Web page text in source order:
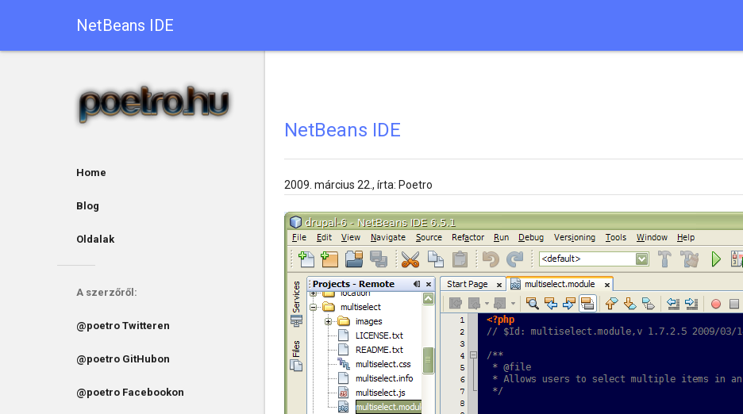
NetBeans IDE
Home
Blog
Oldalak
A szerzőről:
@poetro Twitteren
@poetro GitHubon
@poetro Facebookon
NetBeans IDE
2009. március 22. , írta: Poetro